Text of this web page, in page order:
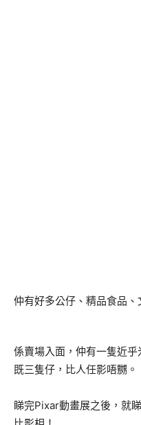
仲有好多公仔、精品食品、
係賣場入面，仲有一隻近
既三隻仔，比人任影唔嬲。
睇完Pixar動畫展之後，就